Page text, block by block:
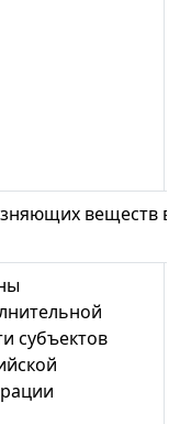
веществ в
субъектов